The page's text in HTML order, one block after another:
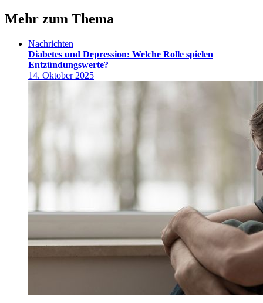
Mehr zum Thema
Nachrichten
Diabetes und Depression: Welche Rolle spielen
Entzündungswerte?
14. Oktober 2025